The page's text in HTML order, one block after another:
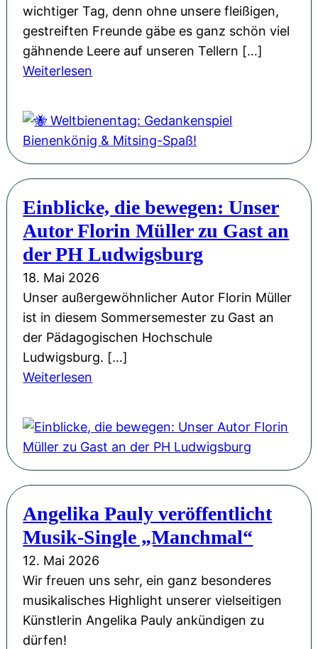
n
e
u
e
w
d
v
l
r
H
o
f
f
n
u
n
g
u
n
d
M
u
i
n
M
ü
l
l
wichtiger Tag, denn ohne unsere fleißigen,
gestreiften Freunde gäbe es ganz schön viel
gähnende Leere auf unseren Tellern […]
Weiterlesen
e
l
t
i
e
n
e
t
g
:
G
d
a
n
k
e
n
s
p
i
e
l
Einblicke, die bewegen: Unser
Autor Florin Müller zu Gast an
der PH Ludwigsburg
18. Mai 2026
Unser außergewöhnlicher Autor Florin Müller
ist in diesem Sommersemester zu Gast an
der Pädagogischen Hochschule
Ludwigsburg. […]
Weiterlesen
n
b
l
c
k
e
,
d
i
Angelika Pauly veröffentlicht
Musik-Single „Manchmal“
12. Mai 2026
Wir freuen uns sehr, ein ganz besonderes
musikalisches Highlight unserer vielseitigen
Künstlerin Angelika Pauly ankündigen zu
dürfen!